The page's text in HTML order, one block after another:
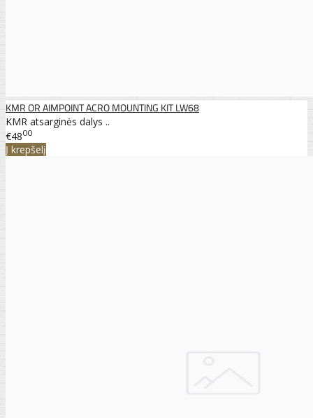
KMR OR AIMPOINT ACRO MOUNTING KIT LW68
KMR atsarginės dalys ..
€4800
Į krepšelį